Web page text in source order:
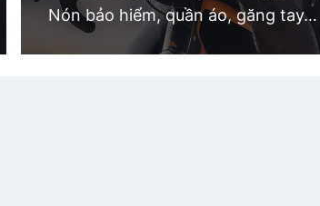
Nón bảo hiểm, quần áo, găng tay…